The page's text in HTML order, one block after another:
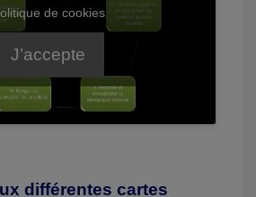
de cookies
J’accepte
différentes cartes